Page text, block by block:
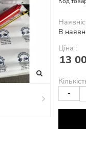
В
Ціна :
13
-